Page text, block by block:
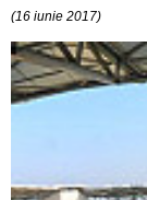
(16 iunie 2017)